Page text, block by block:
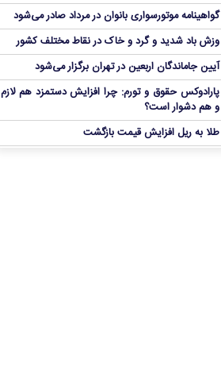
گواهینامه موتورسواری بانوان در مرداد صادر می‌شود
وزش باد شدید و گرد و خاک در نقاط مختلف کشور
آیین جاماندگان اربعین در تهران برگزار می‌شود
پارادوکس حقوق و تورم: چرا افزایش دستمزد هم لازم
و هم دشوار است؟
طلا به ریل افزایش قیمت بازگشت